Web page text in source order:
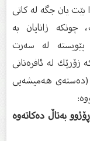
یان جگە لە كاتى
زانایان بە
پێویستە لە سەرت
لە ئافرەتانى
ئەمەش فەرتواى ژمارە 9584 (دەستەى هەمیشەیى
بەتاڵ دەكاتەوە